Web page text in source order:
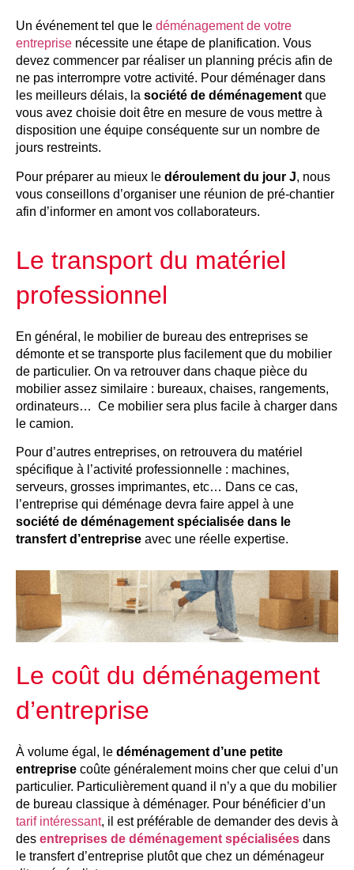
Un événement tel que le déménagement de votre
entreprise nécessite une étape de planification. Vous
devez commencer par réaliser un planning précis afin de
ne pas interrompre votre activité. Pour déménager dans
les meilleurs délais, la société de déménagement que
vous avez choisie doit être en mesure de vous mettre à
disposition une équipe conséquente sur un nombre de
jours restreints.
Pour préparer au mieux le déroulement du jour J, nous
vous conseillons d’organiser une réunion de pré-chantier
afin d’informer en amont vos collaborateurs.
Le transport du matériel
professionnel
En général, le mobilier de bureau des entreprises se
démonte et se transporte plus facilement que du mobilier
de particulier. On va retrouver dans chaque pièce du
mobilier assez similaire : bureaux, chaises, rangements,
ordinateurs… Ce mobilier sera plus facile à charger dans
le camion.
Pour d’autres entreprises, on retrouvera du matériel
spécifique à l’activité professionnelle : machines,
serveurs, grosses imprimantes, etc… Dans ce cas,
l’entreprise qui déménage devra faire appel à une
société de déménagement spécialisée dans le
transfert d’entreprise avec une réelle expertise.
Le coût du déménagement
d’entreprise
À volume égal, le déménagement d’une petite
entreprise coûte généralement moins cher que celui d’un
particulier. Particulièrement quand il n’y a que du mobilier
de bureau classique à déménager. Pour bénéficier d’un
tarif intéressant, il est préférable de demander des devis à
des entreprises de déménagement spécialisées dans
le transfert d’entreprise plutôt que chez un déménageur